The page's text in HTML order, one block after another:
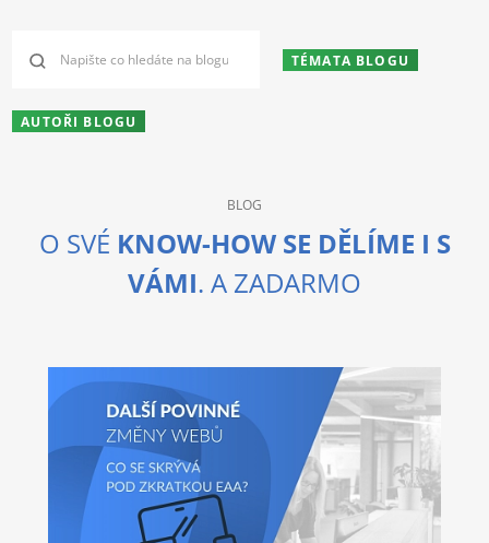
TÉMATA BLOGU
AUTOŘI BLOGU
BLOG
O SVÉ KNOW-HOW SE DĚLÍME I S
VÁMI. A ZADARMO